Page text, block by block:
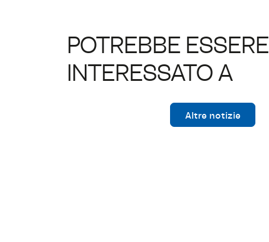
POTREBBE ESSERE
INTERESSATO A
Altre notizie